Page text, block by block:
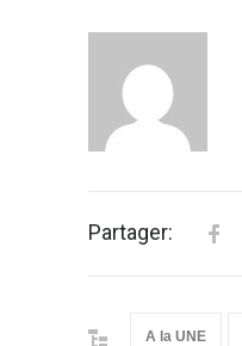
Partager:
A la UNE